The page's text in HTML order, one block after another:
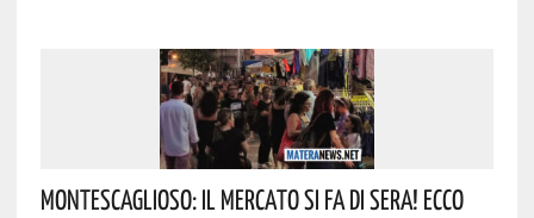
Montescaglioso: Il Mercato Si Fa Di Sera! Ecco